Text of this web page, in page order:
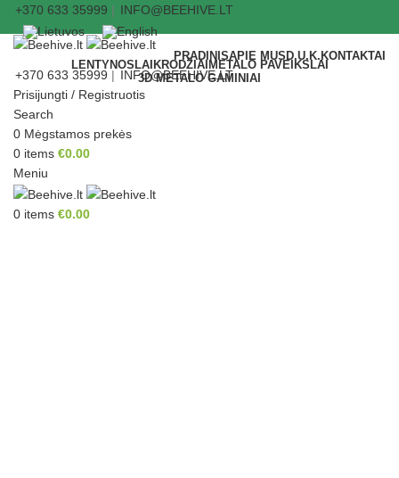
+370 633 35999 | INFO@BEEHIVE.LT
PRADINISAPIE MUS D.U.K. KONTAKTAI
+370 633 35999 | INFO@BEEHIVE.LT
LENTYNOS LAIKRODŽIAI METALO PAVEIKSLAI
3D METALO GAMINIAI
Prisijungti / Registruotis
Search
0 Mėgstamos prekės
0 items €0.00
Meniu
0 items €0.00